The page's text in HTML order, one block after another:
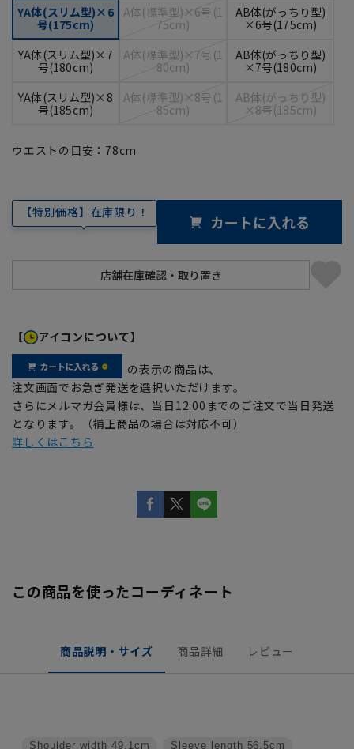
YA体(スリム型)×6
号(175cm)
A体(標準型)×6号(1
75cm)
AB体(がっちり型)
×6号(175cm)
YA体(スリム型)×7
号(180cm)
A体(標準型)×7号(1
80cm)
AB体(がっちり型)
×7号(180cm)
YA体(スリム型)×8
号(185cm)
A体(標準型)×8号(1
85cm)
AB体(がっちり型)
×8号(185cm)
ウエストの目安： 78cm
【特別価格】在庫限り！ カートに入れる
【 アイコンについて】
の表示の商品は、
注文画面でお急ぎ発送を選択いただけます。
さらにメルマガ会員様は、当日12:00までのご注文で当日発送
となります。（補正商品の場合は対応不可）
詳しくはこちら
この商品を使ったコーディネート
商品説明・サイズ 商品詳細 レビュー
Sleeve length 56.5cm
Shoulder width 49.1cm